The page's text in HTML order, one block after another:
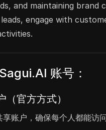
and maintaining
engage with
账号：
官方方式）
账户，确保每个人都能访